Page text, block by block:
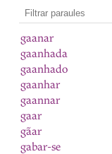
gaanar
gaanhada
gaanhado
gaanhar
gaannar
gaar
gãar
gabar-se